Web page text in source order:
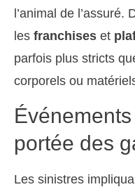
l’animal de l’assuré.
les franchises et
parfois plus stricts
corporels ou
portée des
Les sinistres